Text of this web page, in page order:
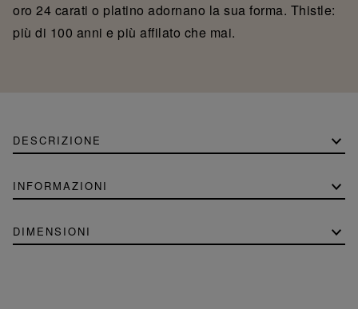
oro 24 carati o platino adornano la sua forma. Thistle:
più di 100 anni e più affilato che mai.
DESCRIZIONE
INFORMAZIONI
DIMENSIONI